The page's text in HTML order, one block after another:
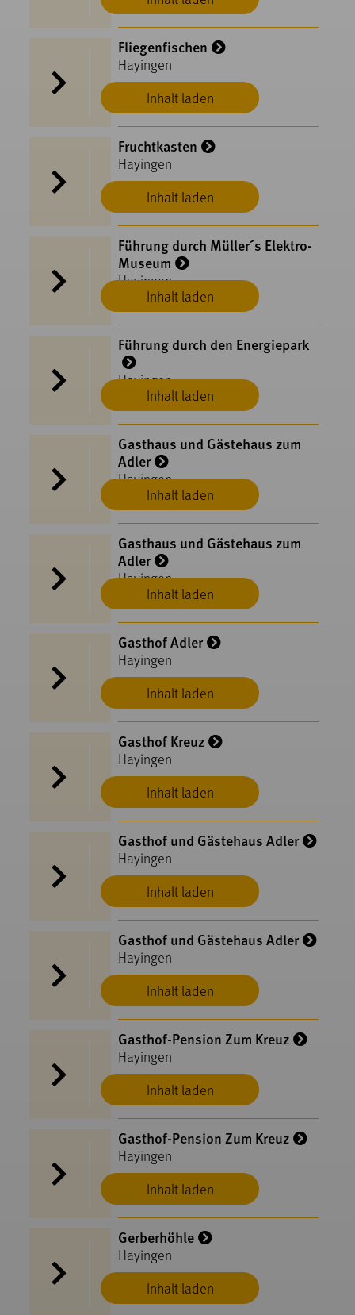
Inhalt laden
Fliegenfischen
Hayingen
Inhalt laden
Fruchtkasten
Hayingen
Inhalt laden
Führung durch Müller´s Elektro-
Museum
Hayingen
Inhalt laden
Führung durch den Energiepark
Hayingen
Inhalt laden
Gasthaus und Gästehaus zum
Adler
Hayingen
Inhalt laden
Gasthaus und Gästehaus zum
Adler
Hayingen
Inhalt laden
Gasthof Adler
Hayingen
Inhalt laden
Gasthof Kreuz
Hayingen
Inhalt laden
Gasthof und Gästehaus Adler
Hayingen
Inhalt laden
Gasthof und Gästehaus Adler
Hayingen
Inhalt laden
Gasthof-Pension Zum Kreuz
Hayingen
Inhalt laden
Gasthof-Pension Zum Kreuz
Hayingen
Inhalt laden
Gerberhöhle
Hayingen